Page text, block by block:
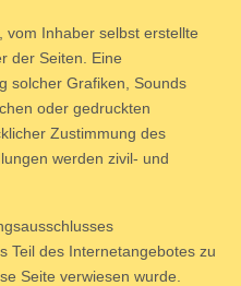
vom Inhaber selbst erstellte
der Seiten. Eine
solcher Grafiken, Sounds
oder gedruckten
Zustimmung des
werden zivil- und
Teil des Internetangebotes zu
Seite verwiesen wurde.